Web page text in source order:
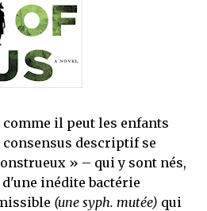
comme il peut les enfants
descriptif se
» – qui y sont nés,
d'une inédite bactérie
(une syph. mutée) qui